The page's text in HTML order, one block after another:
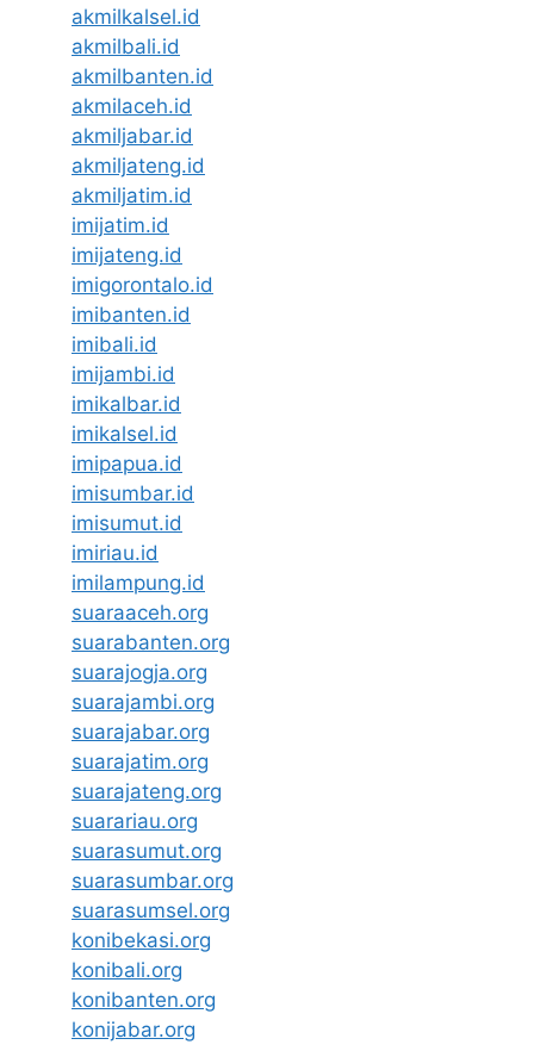
akmilkalsel.id
akmilbali.id
akmilbanten.id
akmilaceh.id
akmiljabar.id
akmiljateng.id
akmiljatim.id
imijatim.id
imijateng.id
imigorontalo.id
imibanten.id
imibali.id
imijambi.id
imikalbar.id
imikalsel.id
imipapua.id
imisumbar.id
imisumut.id
imiriau.id
imilampung.id
suaraaceh.org
suarabanten.org
suarajogja.org
suarajambi.org
suarajabar.org
suarajatim.org
suarajateng.org
suarariau.org
suarasumut.org
suarasumbar.org
suarasumsel.org
konibekasi.org
konibali.org
konibanten.org
konijabar.org